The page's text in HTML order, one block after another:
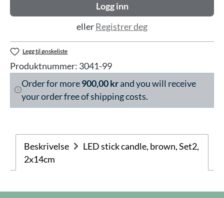
Logg inn
ellerRegistrer deg
Legg til ønskeliste
Produktnummer: 3041-99
Order for more900,00 krand you will receive
your order free of shipping costs.
Beskrivelse
LED stick candle, brown, Set2,
2x14cm